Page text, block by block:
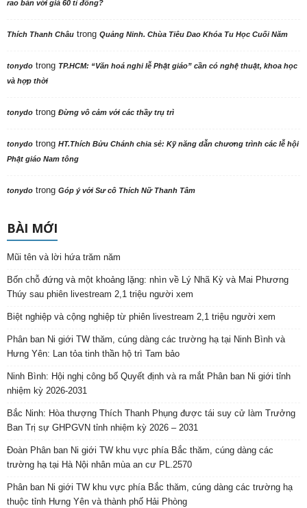
rao bán với giá 60 tỉ đồng?
Thích Thanh Châu trong Quảng Ninh. Chùa Tiêu Dao Khóa Tu Học Cuối Năm
tonydo trong TP.HCM: “Văn hoá nghi lễ Phật giáo” cần có nghệ thuật, khoa học
và hợp thời
tonydo trong Đừng vô cảm với các thầy trụ trì
tonydo trong HT.Thích Bửu Chánh chia sẻ: Kỹ năng dẫn chương trình các lễ hội
Phật giáo Nam tông
tonydo trong Góp ý với Sư cô Thích Nữ Thanh Tâm
BÀI MỚI
Mũi tên và lời hứa trăm năm
Bốn chỗ đứng và một khoảng lặng: nhìn về Lý Nhã Kỳ và Mai Phương
Thúy sau phiên livestream 2,1 triệu người xem
Biệt nghiệp và cộng nghiệp từ phiên livestream 2,1 triệu người xem
Phân ban Ni giới TW thăm, cúng dàng các trường hạ tại Ninh Bình và
Hưng Yên: Lan tỏa tinh thần hộ trì Tam bảo
Ninh Bình: Hội nghị công bố Quyết định và ra mắt Phân ban Ni giới tỉnh
nhiệm kỳ 2026-2031
Bắc Ninh: Hòa thượng Thích Thanh Phụng được tái suy cử làm Trưởng
Ban Trị sự GHPGVN tỉnh nhiệm kỳ 2026 – 2031
Đoàn Phân ban Ni giới TW khu vực phía Bắc thăm, cúng dàng các
trường hạ tại Hà Nội nhân mùa an cư PL.2570
Phân ban Ni giới TW khu vực phía Bắc thăm, cúng dàng các trường hạ
thuộc tỉnh Hưng Yên và thành phố Hải Phòng